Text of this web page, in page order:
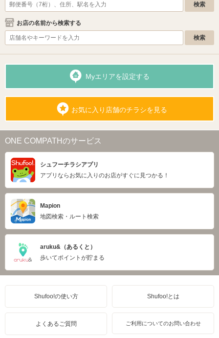
お店の名前から検索する
Myエリアを設定する
お気に入り店舗のチラシを見る
ONE COMPATHのサービス
シュフーチラシアプリ
アプリならお気に入りのお店がすぐに見つかる！
Mapion
地図検索・ルート検索
aruku&（あるくと）
歩いてポイントが貯まる
Shufoo!の使い方 Shufoo!とは
よくあるご質問 ご利用についてのお問い合わせ